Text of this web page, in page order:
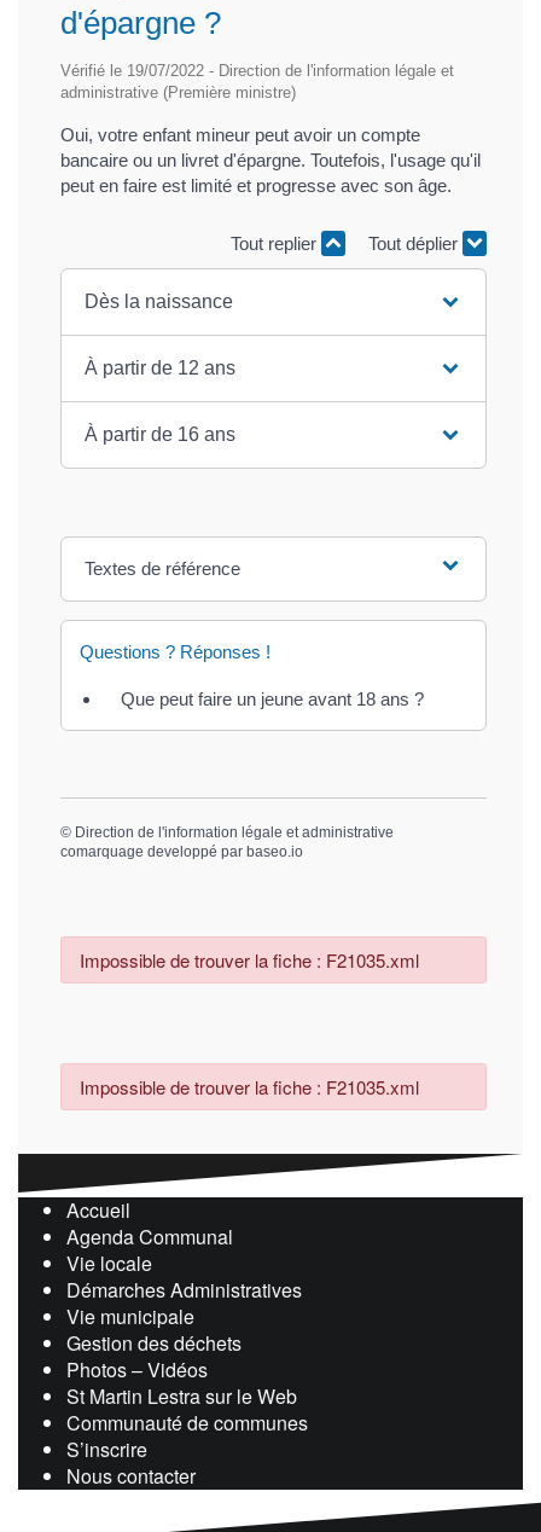
d'épargne ?
Vérifié le 19/07/2022 - Direction de l'information légale et
administrative (Première ministre)
Oui, votre enfant mineur peut avoir un compte
bancaire ou un livret d'épargne. Toutefois, l'usage qu'il
peut en faire est limité et progresse avec son âge.
Tout replier Tout déplier
Dès la naissance
À partir de 12 ans
À partir de 16 ans
Textes de référence
Questions ? Réponses !
Que peut faire un jeune avant 18 ans ?
© Direction de l'information légale et administrative
comarquage developpé par baseo.io
Impossible de trouver la fiche : F21035.xml
Impossible de trouver la fiche : F21035.xml
Accueil
Agenda Communal
Vie locale
Démarches Administratives
Vie municipale
Gestion des déchets
Photos – Vidéos
St Martin Lestra sur le Web
Communauté de communes
S’inscrire
Nous contacter